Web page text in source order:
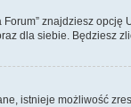
znajdziesz
dla siebie. Będziesz
istnieje możliwość